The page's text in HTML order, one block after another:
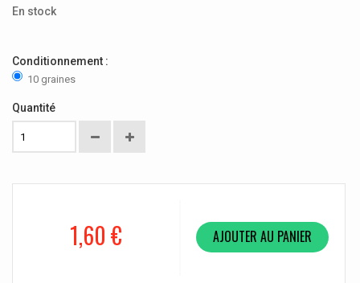
En stock
Conditionnement :
10 graines
Quantité
1,60 € AJOUTER AU PANIER